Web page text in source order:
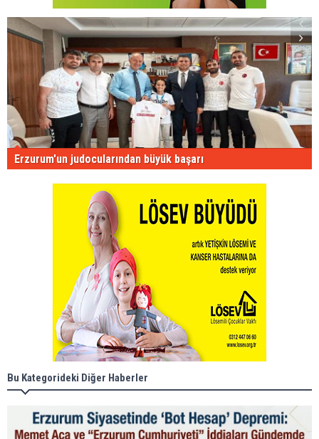
Erzurum'un judocularından büyük başarı
Bu Kategorideki Diğer Haberler